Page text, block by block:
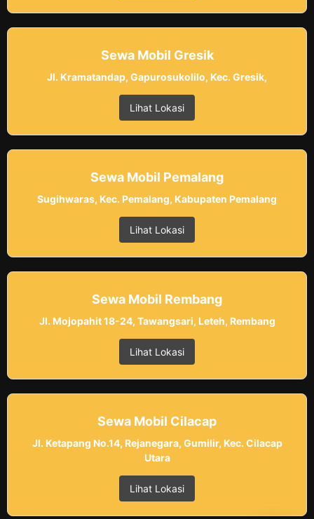
Sewa Mobil Gresik
Jl. Kramatandap, Gapurosukolilo, Kec. Gresik,
Lihat Lokasi
Sewa Mobil Pemalang
Sugihwaras, Kec. Pemalang, Kabupaten Pemalang
Lihat Lokasi
Sewa Mobil Rembang
Jl. Mojopahit 18-24, Tawangsari, Leteh, Rembang
Lihat Lokasi
Sewa Mobil Cilacap
Jl. Ketapang No.14, Rejanegara, Gumilir, Kec. Cilacap
Utara
Lihat Lokasi